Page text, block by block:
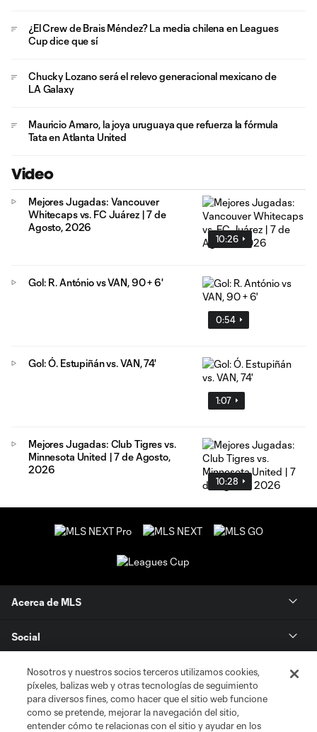
¿El Crew de Brais Méndez? La media chilena en Leagues
Cup dice que sí
Chucky Lozano será el relevo generacional mexicano de
LA Galaxy
Mauricio Amaro, la joya uruguaya que refuerza la fórmula
Tata en Atlanta United
Video
10:26
Mejores Jugadas: Vancouver
Whitecaps vs. FC Juárez | 7 de
Agosto, 2026
0:54
Gol: R. António vs VAN, 90 + 6'
1:07
Gol: Ó. Estupiñán vs. VAN, 74'
10:28
Mejores Jugadas: Club Tigres vs.
Minnesota United | 7 de Agosto,
2026
Acerca de MLS
Social
Tienda
Club Sites
Nosotros y nuestros socios terceros utilizamos cookies,
píxeles, balizas web y otras tecnologías de seguimiento
para diversos fines, como hacer que el sitio web funcione
como se pretende, mejorar la navegación del sitio,
entender cómo te relacionas con el sitio y ayudar en los